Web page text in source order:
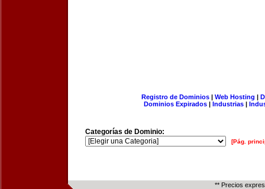
Registro de Dominios| Web Hosting |
Dominios Expirados | Industrias |
Categorías de Dominio:
[Pág.
** Precios